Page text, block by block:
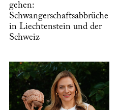
gehen:
Schwangerschaftsabbrüche
in Liechtenstein und der
Schweiz